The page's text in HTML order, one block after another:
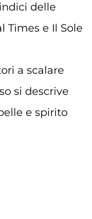
delle
Times e Il Sole
a scalare
si descrive
e spirito